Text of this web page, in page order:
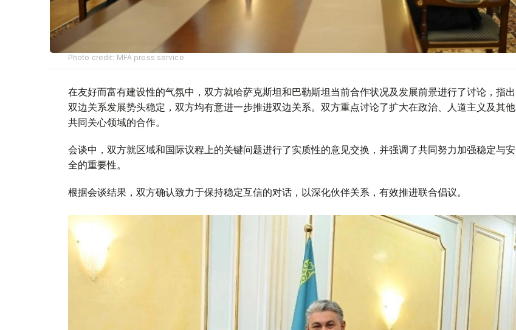
Photo credit: MFA press service
在友好而富有建设性的气氛中，双方就哈萨克斯坦和巴勒斯坦当前合作状况及发展前景进行了讨论，指出
双边关系发展势头稳定，双方均有意进一步推进双边关系。双方重点讨论了扩大在政治、人道主义及其他
共同关心领域的合作。
会谈中，双方就区域和国际议程上的关键问题进行了实质性的意见交换，并强调了共同努力加强稳定与安
全的重要性。
根据会谈结果，双方确认致力于保持稳定互信的对话，以深化伙伴关系，有效推进联合倡议。